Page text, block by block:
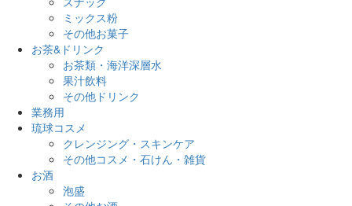
ミックス粉
その他お菓子
お茶&ドリンク
お茶類・海洋深層水
果汁飲料
その他ドリンク
業務用
琉球コスメ
クレンジング・スキンケア
その他コスメ・石けん・雑貨
お酒
泡盛